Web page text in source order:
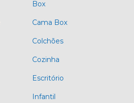
Box
Cama Box
Colchões
Cozinha
Escritório
Infantil